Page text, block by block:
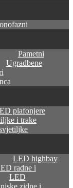
Pametni
Ugradbene
plafonjere
i trake
LED highbay
radne i
LED